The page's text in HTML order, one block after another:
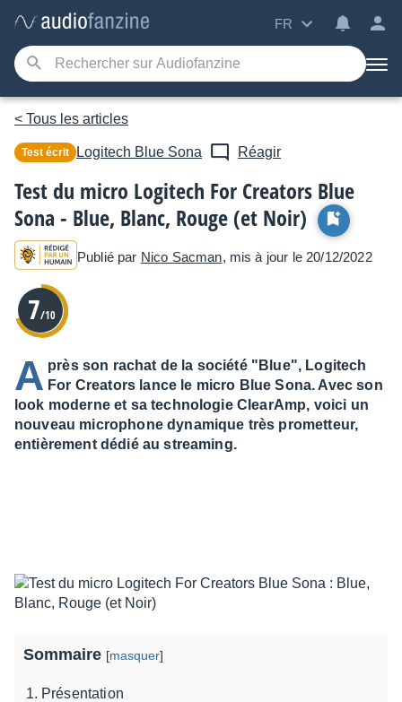
FR
< Tous les articles
Test écrit Logitech Blue Sona Réagir
Test du micro Logitech For Creators Blue
Sona - Blue, Blanc, Rouge (et Noir)
Publié par Nico Sacman, mis à jour le 20/12/2022
7/10
A près son rachat de la société "Blue", Logitech
For Creators lance le micro Blue Sona. Avec son
look moderne et sa technologie ClearAmp, voici un
nouveau microphone dynamique très prometteur,
entièrement dédié au streaming.
Sommaire [masquer]
Présentation